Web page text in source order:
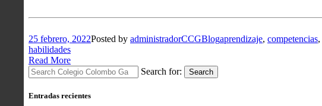
25 febrero, 2022Posted by administradorCCGBlogaprendizaje, competencias,
habilidades
Read More
Search for:
Search
Entradas recientes